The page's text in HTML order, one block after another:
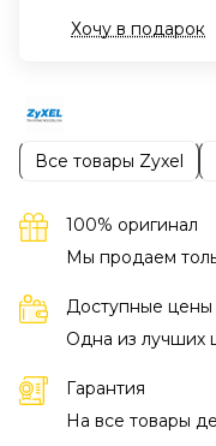
Хочу в подарок
Все товары Zyxel
100% оригинал
Мы продаем
Доступные цены
Одна из лучших
Гарантия
На все товары